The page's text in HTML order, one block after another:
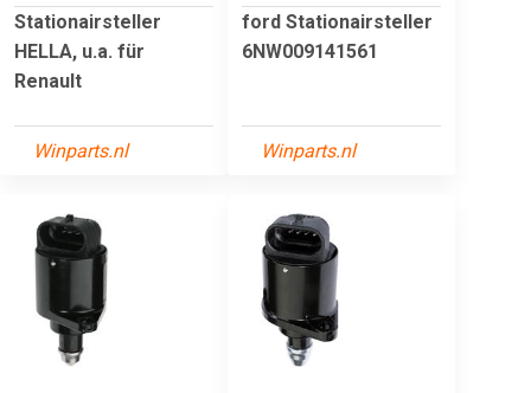
Stationairsteller
HELLA, u.a. für
Renault
Winparts.nl
ford Stationairsteller
6NW009141561
Winparts.nl